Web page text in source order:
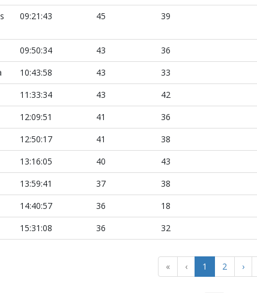
09:21:43 45 39
09:50:34 43 36
10:43:58 43 33
11:33:34 43 42
12:09:51 41 36
12:50:17 41 38
13:16:05 40 43
13:59:41 37 38
14:40:57 36 18
15:31:08 36 32
« ‹ 1 2 ›